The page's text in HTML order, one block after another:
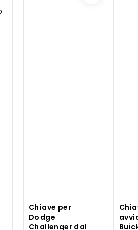
Chiave per
Dodge
Challenger dal